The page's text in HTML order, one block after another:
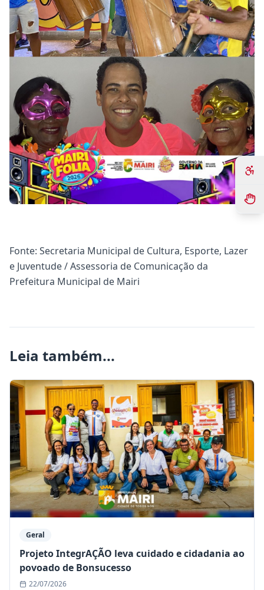
Fonte: Secretaria Municipal de Cultura, Esporte, Lazer
e Juventude / Assessoria de Comunicação da
Prefeitura Municipal de Mairi
Leia também...
Geral
Projeto IntegrAÇÃO leva cuidado e cidadania ao
povoado de Bonsucesso
22/07/2026